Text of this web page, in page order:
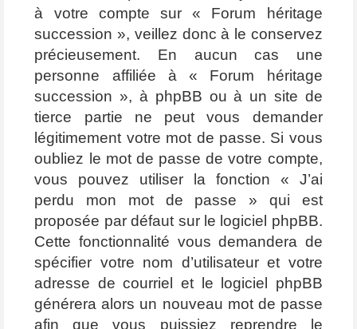
à votre compte sur « Forum héritage
succession », veillez donc à le conservez
précieusement. En aucun cas une
personne affiliée à « Forum héritage
succession », à phpBB ou à un site de
tierce partie ne peut vous demander
légitimement votre mot de passe. Si vous
oubliez le mot de passe de votre compte,
vous pouvez utiliser la fonction « J’ai
perdu mon mot de passe » qui est
proposée par défaut sur le logiciel phpBB.
Cette fonctionnalité vous demandera de
spécifier votre nom d’utilisateur et votre
adresse de courriel et le logiciel phpBB
générera alors un nouveau mot de passe
afin que vous puissiez reprendre le